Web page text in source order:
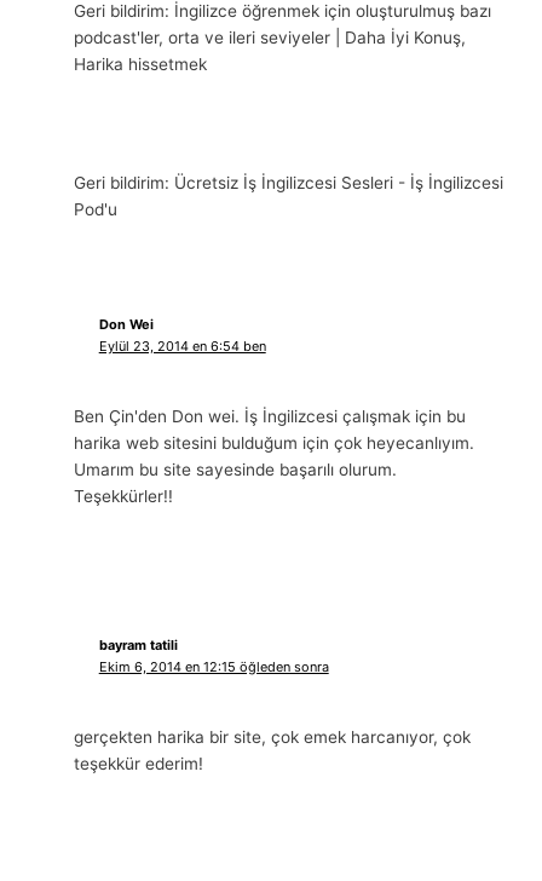
Geri bildirim: İngilizce öğrenmek için oluşturulmuş bazı
podcast'ler, orta ve ileri seviyeler | Daha İyi Konuş,
Harika hissetmek
Geri bildirim: Ücretsiz İş İngilizcesi Sesleri - İş İngilizcesi
Pod'u
Don Wei
Eylül 23, 2014 en 6:54 ben
Ben Çin'den Don wei. İş İngilizcesi çalışmak için bu
harika web sitesini bulduğum için çok heyecanlıyım.
Umarım bu site sayesinde başarılı olurum.
Teşekkürler!!
bayram tatili
Ekim 6, 2014 en 12:15 öğleden sonra
gerçekten harika bir site, çok emek harcanıyor, çok
teşekkür ederim!